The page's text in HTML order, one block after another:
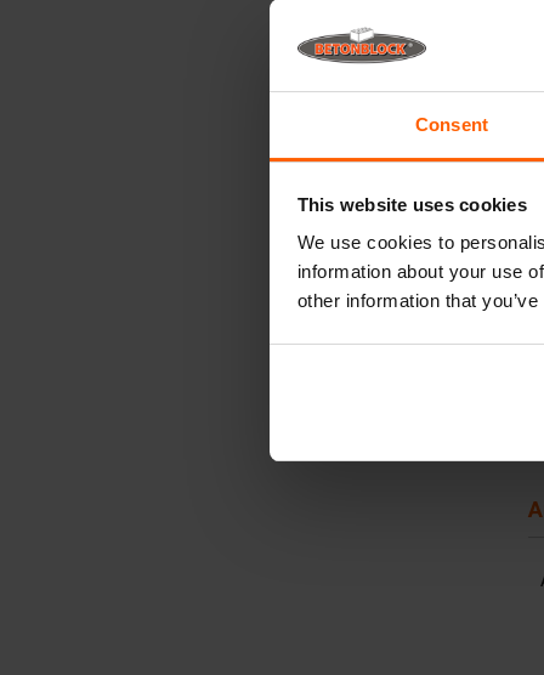
Consent
This website uses cookies
We use cookies to
information about your use
other information that